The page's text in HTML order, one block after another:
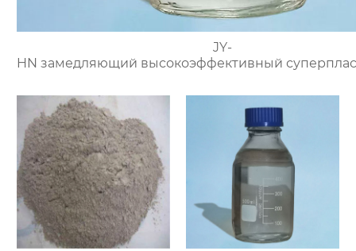
JY-
HN замедляющий высокоэффективный